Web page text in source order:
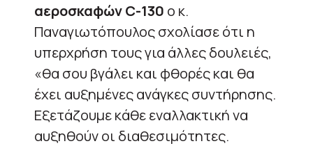
αεροσκαφών C-130 ο κ.
Παναγιωτόπουλος σχολίασε ότι η
υπερχρήση τους για άλλες δουλειές,
«θα σου βγάλει και φθορές και θα
έχει αυξημένες ανάγκες συντήρησης.
Εξετάζουμε κάθε εναλλακτική να
αυξηθούν οι διαθεσιμότητες.